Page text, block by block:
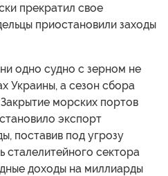
прекратил свое
приостановили заходы
одно судно с зерном не
Украины, а сезон сбора
морских портов
экспорт
поставив под угрозу
сталелитейного сектора
доходы на миллиарды